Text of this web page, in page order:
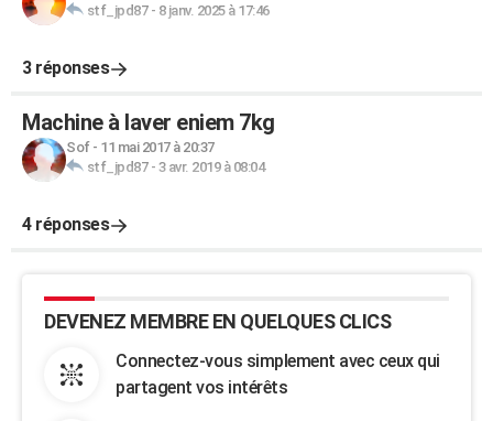
stf_jpd87- 8 janv. 2025 à 17:46
3 réponses
Machine à laver eniem 7kg
Sof- 11 mai 2017 à 20:37
stf_jpd87- 3 avr. 2019 à 08:04
4 réponses
DEVENEZ MEMBRE EN QUELQUES CLICS
Connectez-vous simplement avec ceux qui
partagent vos intérêts